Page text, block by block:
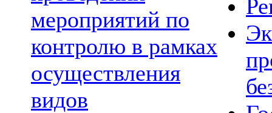
мероприятий по
контролю в рамках
осуществления
видов